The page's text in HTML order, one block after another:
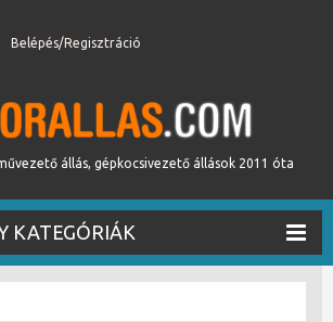
Belépés/Regisztráció
állás, gépkocsivezető állások 2011 óta
KATEGÓRIÁK